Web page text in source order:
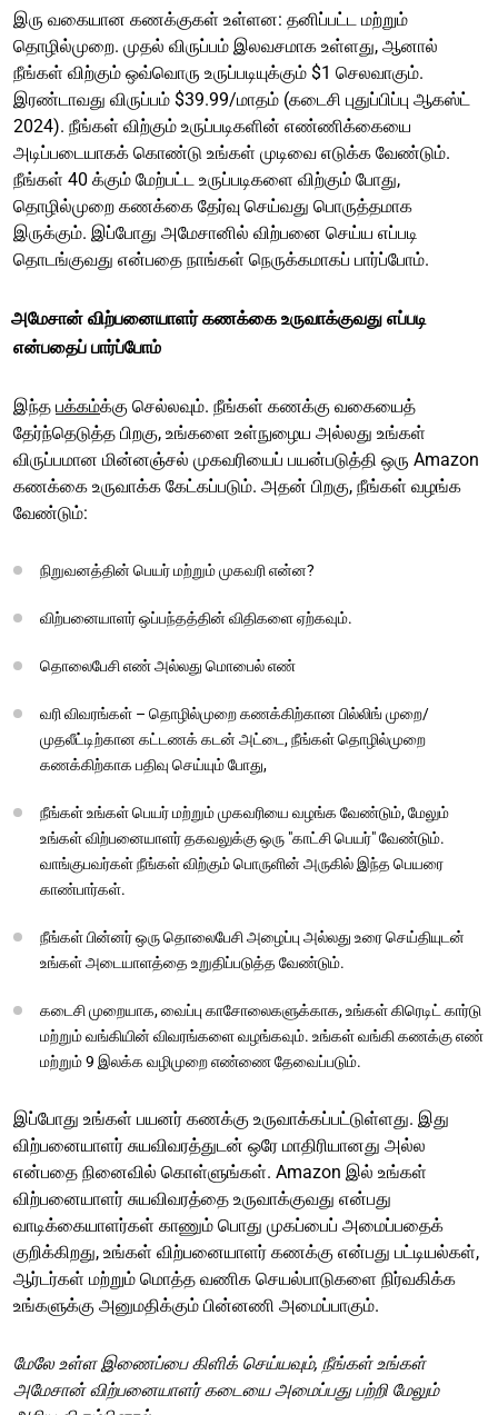
இரு வகையான கணக்குகள் உள்ளன: தனிப்பட்ட மற்றும்
தொழில்முறை. முதல் விருப்பம் இலவசமாக உள்ளது, ஆனால்
நீங்கள் விற்கும் ஒவ்வொரு உருப்படியுக்கும் $1 செலவாகும்.
இரண்டாவது விருப்பம் $39.99/மாதம் (கடைசி புதுப்பிப்பு ஆகஸ்ட்
2024). நீங்கள் விற்கும் உருப்படிகளின் எண்ணிக்கையை
அடிப்படையாகக் கொண்டு உங்கள் முடிவை எடுக்க வேண்டும்.
நீங்கள் 40 க்கும் மேற்பட்ட உருப்படிகளை விற்கும் போது,
தொழில்முறை கணக்கை தேர்வு செய்வது பொருத்தமாக
இருக்கும். இப்போது அமேசானில் விற்பனை செய்ய எப்படி
தொடங்குவது என்பதை நாங்கள் நெருக்கமாகப் பார்ப்போம்.
அமேசான் விற்பனையாளர் கணக்கை உருவாக்குவது எப்படி
என்பதைப் பார்ப்போம்
இந்த பக்கம்க்கு செல்லவும். நீங்கள் கணக்கு வகையைத்
தேர்ந்தெடுத்த பிறகு, உங்களை உள்நுழைய அல்லது உங்கள்
விருப்பமான மின்னஞ்சல் முகவரியைப் பயன்படுத்தி ஒரு Amazon
கணக்கை உருவாக்க கேட்கப்படும். அதன் பிறகு, நீங்கள் வழங்க
வேண்டும்:
நிறுவனத்தின் பெயர் மற்றும் முகவரி என்ன?
விற்பனையாளர் ஒப்பந்தத்தின் விதிகளை ஏற்கவும்.
தொலைபேசி எண் அல்லது மொபைல் எண்
வரி விவரங்கள் – தொழில்முறை கணக்கிற்கான பில்லிங் முறை/
முதலீட்டிற்கான கட்டணக் கடன் அட்டை, நீங்கள் தொழில்முறை
கணக்கிற்காக பதிவு செய்யும் போது,
நீங்கள் உங்கள் பெயர் மற்றும் முகவரியை வழங்க வேண்டும், மேலும்
உங்கள் விற்பனையாளர் தகவலுக்கு ஒரு "காட்சி பெயர்" வேண்டும்.
வாங்குபவர்கள் நீங்கள் விற்கும் பொருளின் அருகில் இந்த பெயரை
காண்பார்கள்.
நீங்கள் பின்னர் ஒரு தொலைபேசி அழைப்பு அல்லது உரை செய்தியுடன்
உங்கள் அடையாளத்தை உறுதிப்படுத்த வேண்டும்.
கடைசி முறையாக, வைப்பு காசோலைகளுக்காக, உங்கள் கிரெடிட் கார்டு
மற்றும் வங்கியின் விவரங்களை வழங்கவும். உங்கள் வங்கி கணக்கு எண்
மற்றும் 9 இலக்க வழிமுறை எண்ணை தேவைப்படும்.
இப்போது உங்கள் பயனர் கணக்கு உருவாக்கப்பட்டுள்ளது. இது
விற்பனையாளர் சுயவிவரத்துடன் ஒரே மாதிரியானது அல்ல
என்பதை நினைவில் கொள்ளுங்கள். Amazon இல் உங்கள்
விற்பனையாளர் சுயவிவரத்தை உருவாக்குவது என்பது
வாடிக்கையாளர்கள் காணும் பொது முகப்பைப் அமைப்பதைக்
குறிக்கிறது, உங்கள் விற்பனையாளர் கணக்கு என்பது பட்டியல்கள்,
ஆர்டர்கள் மற்றும் மொத்த வணிக செயல்பாடுகளை நிர்வகிக்க
உங்களுக்கு அனுமதிக்கும் பின்னணி அமைப்பாகும்.
மேலே உள்ள இணைப்பை கிளிக் செய்யவும், நீங்கள் உங்கள்
அமேசான் விற்பனையாளர் கடையை அமைப்பது பற்றி மேலும்